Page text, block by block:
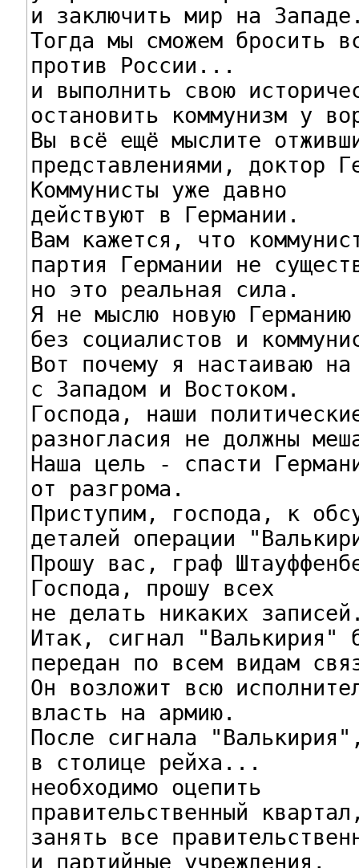
и заключить мир на
Тогда мы сможем бросить
против России...
и выполнить свою
остановить коммунизм у
Вы всё ещё мыслите
представлениями, доктор
Коммунисты уже давно
действуют в Германии.
Вам кажется, что
партия Германии не
но это реальная сила.
Я не мыслю новую Германию
без социалистов и
Вот почему я настаиваю на
с Западом и Востоком.
Господа, наши
разногласия не должны
Наша цель - спасти
от разгрома.
Приступим, господа, к
деталей операции
Прошу вас, граф
Господа, прошу всех
не делать никаких
Итак, сигнал "Валькирия"
передан по всем видам
Он возложит всю
власть на армию.
После сигнала
в столице рейха...
необходимо оцепить
правительственный
занять все
и партийные учреждения,